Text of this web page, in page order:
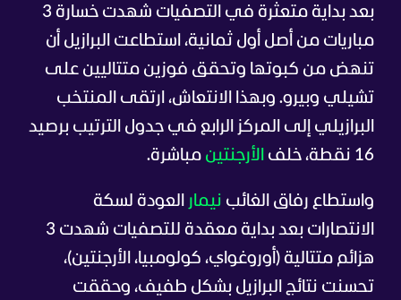
بعد بداية متعثرة في التصفيات شهدت خسارة 3
مباريات من أصل أول ثمانية، استطاعت البرازيل أن
تنهض من كبوتها وتحقق فوزين متتاليين على
تشيلي وبيرو. وبهذا الانتعاش، ارتقى المنتخب
البرازيلي إلى المركز الرابع في جدول الترتيب برصيد
16 نقطة، خلف
الأرجنتين مباشرة.
واستطاع رفاق الغائب نيمار
العودة لسكة
الانتصارات بعد بداية معقدة للتصفيات شهدت 3
هزائم متتالية (أوروغواي، كولومبيا، الأرجنتين)،
تحسنت نتائج البرازيل بشكل طفيف، وحققت